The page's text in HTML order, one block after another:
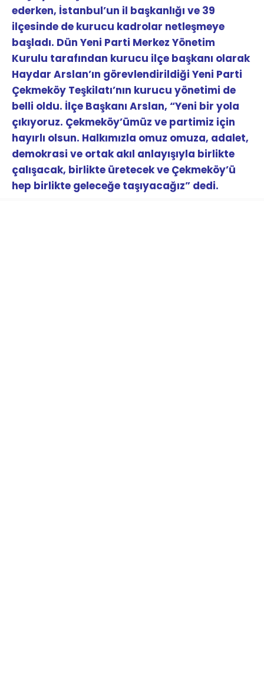
ederken, İstanbul’un il başkanlığı ve 39
ilçesinde de kurucu kadrolar netleşmeye
başladı. Dün Yeni Parti Merkez Yönetim
Kurulu tarafından kurucu ilçe başkanı olarak
Haydar Arslan’ın görevlendirildiği Yeni Parti
Çekmeköy Teşkilatı’nın kurucu yönetimi de
belli oldu. İlçe Başkanı Arslan, “Yeni bir yola
çıkıyoruz. Çekmeköy’ümüz ve partimiz için
hayırlı olsun. Halkımızla omuz omuza, adalet,
demokrasi ve ortak akıl anlayışıyla birlikte
çalışacak, birlikte üretecek ve Çekmeköy’ü
hep birlikte geleceğe taşıyacağız” dedi.